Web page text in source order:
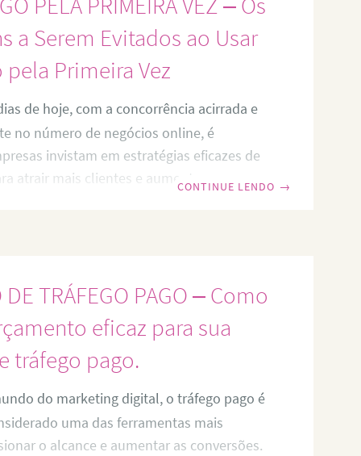
a Serem Evitados ao Usar
pela Primeira Vez
de hoje, com a concorrência acirrada e
no número de negócios online, é
invistam em estratégias eficazes de
atrair mais clientes e aumentar suas
gastos desnecessários e resultados
CONTINUE LENDO →
DE TRÁFEGO PAGO – Como
eficaz para sua
tráfego pago.
do marketing digital, o tráfego pago é
uma das ferramentas mais
o alcance e aumentar as conversões.